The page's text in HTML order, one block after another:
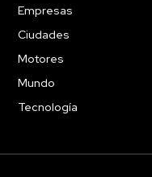
Empresas
Ciudades
Motores
Mundo
Tecnología